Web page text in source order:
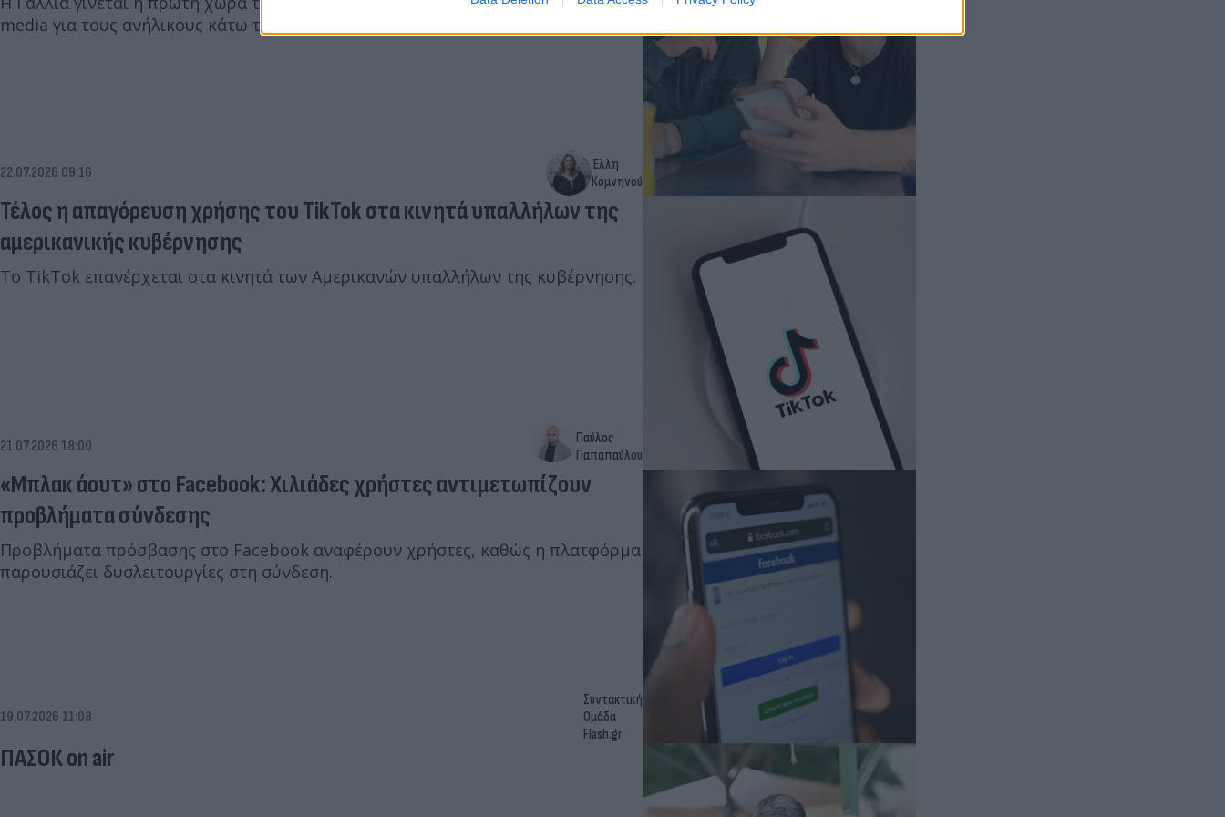
media για τους ανήλικους κάτω των 15 ετών.
22.07.2026 09:16
Έλλη
Κομνηνού
Τέλος η απαγόρευση χρήσης του TikTok στα κινητά υπαλλήλων της
αμερικανικής κυβέρνησης
Το TikTok επανέρχεται στα κινητά των Αμερικανών υπαλλήλων της κυβέρνησης.
21.07.2026 18:00
Παύλος
Παπαπαύλου
«Μπλακ άουτ» στο Facebook: Χιλιάδες χρήστες αντιμετωπίζουν
προβλήματα σύνδεσης
Προβλήματα πρόσβασης στο Facebook αναφέρουν χρήστες, καθώς η πλατφόρμα
παρουσιάζει δυσλειτουργίες στη σύνδεση.
19.07.2026 11:08
Συντακτική
Ομάδα
Flash.gr
ΠΑΣΟΚ on air